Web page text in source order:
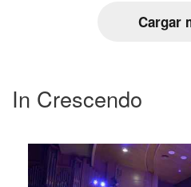
Cargar
In Crescendo